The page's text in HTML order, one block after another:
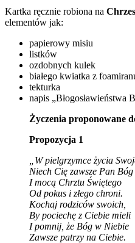
Kartka ręcznie robiona na
elementów jak:
papierowy misiu
listków
ozdobnych kulek
białego kwiatka z
tekturka
napis „Błogosławieństwa
Życzenia proponowane
Propozycja 1
„W pielgrzymce życia
Niech Cię zawsze Pan
I mocą Chrztu Świętego
Od pokus i złego chroni.
Kochaj rodziców swoich,
By pociechę z Ciebie mieli
I pomnij, że Bóg w Niebie
Zawsze patrzy na Ciebie.